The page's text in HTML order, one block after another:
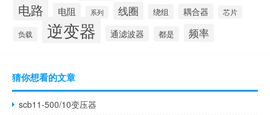
电路 电阻 系列 线圈 绕组 耦合器 芯片
负载 逆变器 通滤波器 都是 频率
猜你想看的文章
scb11-500/10变压器